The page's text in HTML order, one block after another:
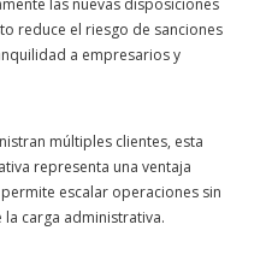
reduce el riesgo de sanciones
a empresarios y
múltiples clientes, esta
representa una ventaja
escalar operaciones sin
carga administrativa.